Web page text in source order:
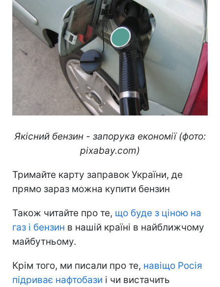
Якісний бензин - запорука економії (фото:
pixabay.com)
Тримайте карту заправок України, де
прямо зараз можна купити бензин
Також читайте про те, що буде з ціною на
газ і бензин в нашій країні в найближчому
майбутньому.
Крім того, ми писали про те, навіщо Росія
підриває нафтобази і чи вистачить